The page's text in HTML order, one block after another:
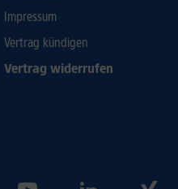
Impressum
Vertrag kündigen
Vertrag widerrufen